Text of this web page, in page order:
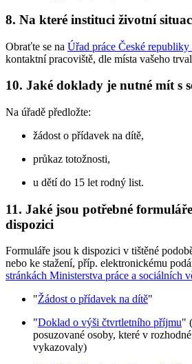
8. Na které instituci životní
Obraťte se na Úřad práce České
kontaktní pracoviště, dle místa vašeho
10. Jaké doklady je nutné mít s
Na úřadě předložte:
žádost o přídavek na dítě,
průkaz totožnosti,
u dětí do 15 let rodný list.
11. Jaké jsou potřebné
dispozici
Formuláře jsou k dispozici v tištěné
nebo ke stažení, příp. elektronickému
stránkách Ministerstva práce a sociálních
"Žádost o přídavek na dítě"
"Doklad o výši čtvrtletního příjmu"
posuzované osoby, které v
vykazovaly)